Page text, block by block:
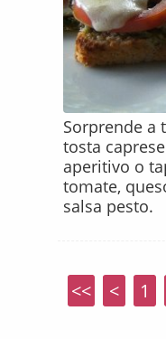
Sorprende a
tosta
aperitivo o
tomate,
salsa pesto.
<< < 1